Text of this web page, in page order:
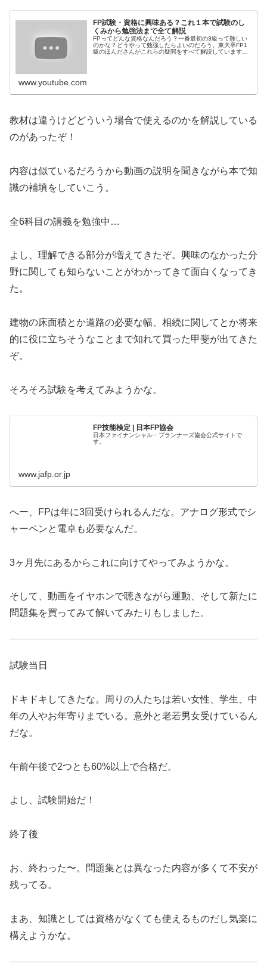
FP試験・資格に興味ある？これ１本で試験のし
くみから勉強法まで全て解説
FPってどんな資格なんだろう？一番最初の3級って難しい
のかな？どうやって勉強したらよいのだろう。東大卒FP1
級のほんださんがこれらの疑問をすべて解説しています。
www.youtube.com
教材は違うけどどういう場合で使えるのかを解説している
のがあったぞ！
内容は似ているだろうから動画の説明を聞きながら本で知
識の補填をしていこう。
全6科目の講義を勉強中…
よし、理解できる部分が増えてきたぞ。興味のなかった分
野に関しても知らないことがわかってきて面白くなってき
た。
建物の床面積とか道路の必要な幅、相続に関してとか将来
的に役に立ちそうなことまで知れて買った甲斐が出てきた
ぞ。
そろそろ試験を考えてみようかな。
FP技能検定 | 日本FP協会
日本ファイナンシャル・プランナーズ協会公式サイトで
す。
www.jafp.or.jp
へー、FPは年に3回受けられるんだな。アナログ形式でシ
ャーペンと電卓も必要なんだ。
3ヶ月先にあるからこれに向けてやってみようかな。
そして、動画をイヤホンで聴きながら運動、そして新たに
問題集を買ってみて解いてみたりもしました。
試験当日
ドキドキしてきたな。周りの人たちは若い女性、学生、中
年の人やお年寄りまでいる。意外と老若男女受けているん
だな。
午前午後で2つとも60%以上で合格だ。
よし、試験開始だ！
終了後
お、終わった〜。問題集とは異なった内容が多くて不安が
残ってる。
まあ、知識としては資格がなくても使えるものだし気楽に
構えようかな。